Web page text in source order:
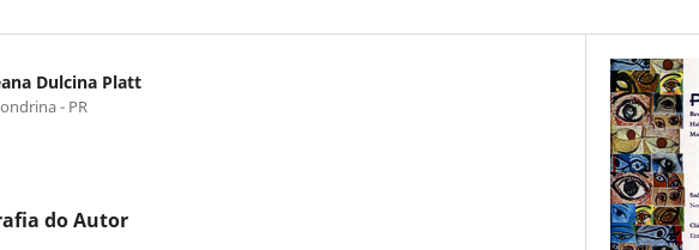
Dulcina Platt
- PR
do Autor